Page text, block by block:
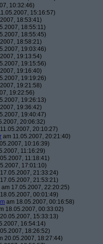
10:32:46)
15:16:57)
18:53:41)
18:55:11)
18:55:45)
18:58:21)
19:03:46)
19:13:54)
19:15:56)
19:16:40)
19:19:26)
19:21:58)
19:22:56)
19:26:13)
19:36:42)
19:40:47)
20:06:32)
20:10:27)
am 11.05.2007, 20:21:40)
10:16:39)
11:16:29)
11:18:41)
17:01:10)
21:33:24)
21:53:21)
am 17.05.2007, 22:20:25)
00:01:49)
am 18.05.2007, 00:16:58)
18.05.2007, 00:33:02)
15:33:13)
16:54:14)
18:26:52)
20.05.2007, 18:27:44)